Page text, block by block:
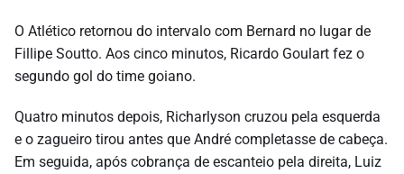
O Atlético retornou do intervalo com Bernard no lugar de
Fillipe Soutto. Aos cinco minutos, Ricardo Goulart fez o
segundo gol do time goiano.
Quatro minutos depois, Richarlyson cruzou pela esquerda
e o zagueiro tirou antes que André completasse de cabeça.
Em seguida, após cobrança de escanteio pela direita, Luiz